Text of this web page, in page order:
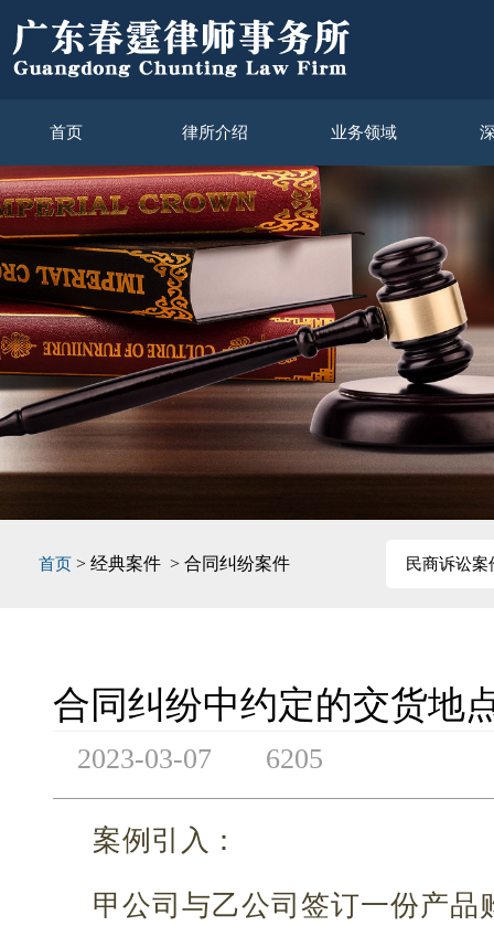
首页 律所介绍 业务领域
首页 > 经典案件 > 合同纠纷案件 民商诉讼案
合同纠纷中约定的交货地
2023-03-07 6205
案例引入：
甲公司与乙公司签订一份产